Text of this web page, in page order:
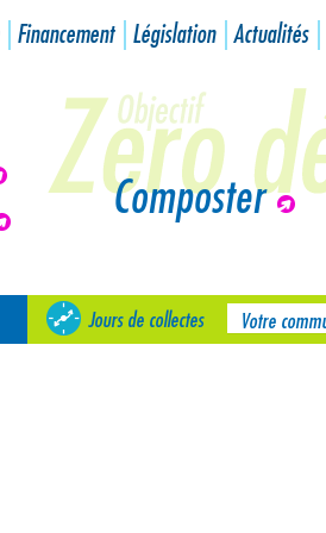
Financement Législation Actualités
Composter
Jours de collectes